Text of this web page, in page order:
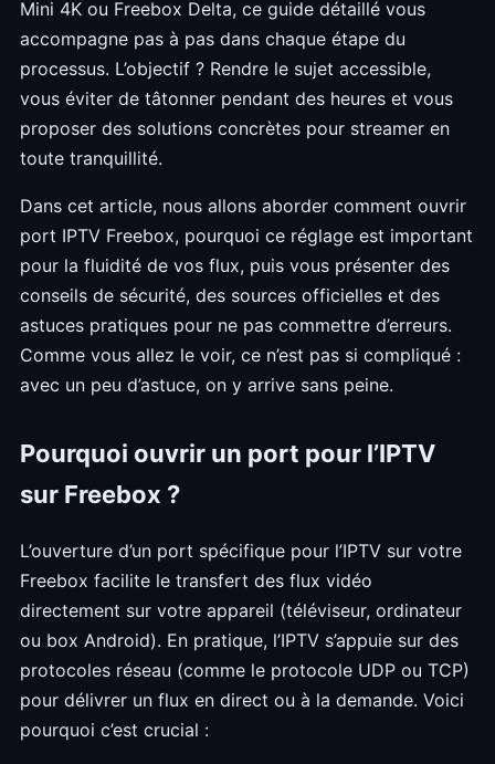
Mini 4K ou Freebox Delta, ce guide détaillé vous
accompagne pas à pas dans chaque étape du
processus. L’objectif ? Rendre le sujet accessible,
vous éviter de tâtonner pendant des heures et vous
proposer des solutions concrètes pour streamer en
toute tranquillité.
Dans cet article, nous allons aborder comment ouvrir
port IPTV Freebox, pourquoi ce réglage est important
pour la fluidité de vos flux, puis vous présenter des
conseils de sécurité, des sources officielles et des
astuces pratiques pour ne pas commettre d’erreurs.
Comme vous allez le voir, ce n’est pas si compliqué :
avec un peu d’astuce, on y arrive sans peine.
Pourquoi ouvrir un port pour l’IPTV
sur Freebox ?
L’ouverture d’un port spécifique pour l’IPTV sur votre
Freebox facilite le transfert des flux vidéo
directement sur votre appareil (téléviseur, ordinateur
ou box Android). En pratique, l’IPTV s’appuie sur des
protocoles réseau (comme le protocole UDP ou TCP)
pour délivrer un flux en direct ou à la demande. Voici
pourquoi c’est crucial :